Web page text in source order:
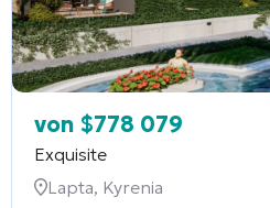
von $778 079
Exquisite
Lapta, Kyrenia